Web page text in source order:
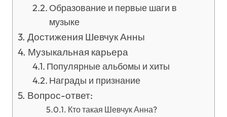
Образование и первые шаги в
музыке
Достижения Шевчук Анны
Музыкальная карьера
Популярные альбомы и хиты
Награды и признание
Вопрос-ответ:
Кто такая Шевчук Анна?